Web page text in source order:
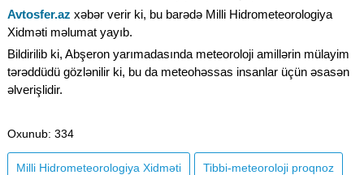
Avtosfer.az xəbər verir ki, bu barədə Milli Hidrometeorologiya
Xidməti məlumat yayıb.
Bildirilib ki, Abşeron yarımadasında meteoroloji amillərin mülayim
tərəddüdü gözlənilir ki, bu da meteohəssas insanlar üçün əsasən
əlverişlidir.
Oxunub: 334
Milli Hidrometeorologiya Xidməti Tibbi-meteoroloji proqnoz